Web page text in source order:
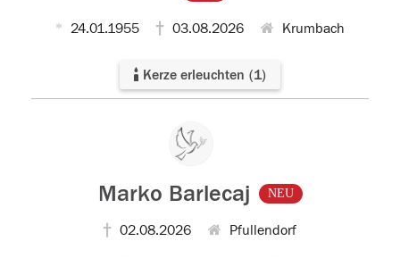
24.01.1955 03.08.2026 Krumbach
Kerze erleuchten (1)
Marko Barlecaj NEU
02.08.2026 Pfullendorf